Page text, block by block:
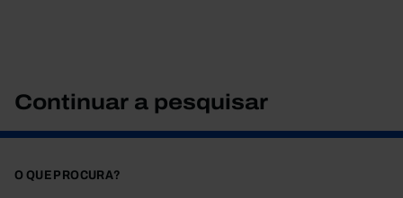
Continuar a pesquisar
O QUE PROCURA?